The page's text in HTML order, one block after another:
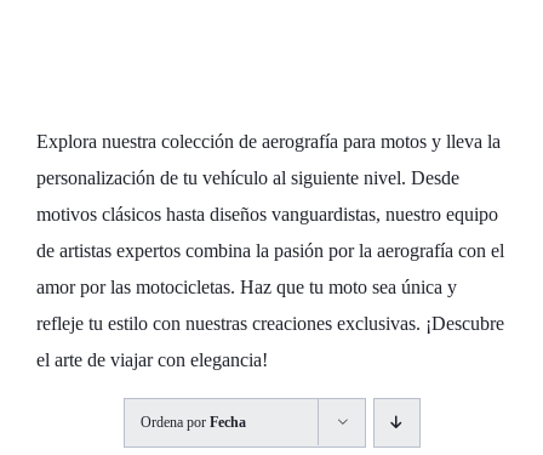
Explora nuestra colección de aerografía para motos y lleva la
personalización de tu vehículo al siguiente nivel. Desde
motivos clásicos hasta diseños vanguardistas, nuestro equipo
de artistas expertos combina la pasión por la aerografía con el
amor por las motocicletas. Haz que tu moto sea única y
refleje tu estilo con nuestras creaciones exclusivas. ¡Descubre
el arte de viajar con elegancia!
Ordena por Fecha